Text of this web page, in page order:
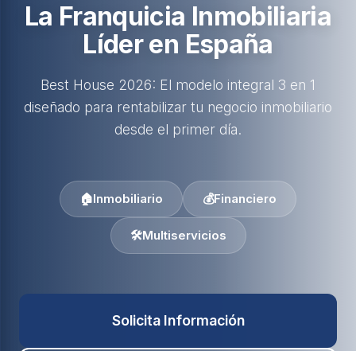
La Franquicia Inmobiliaria
Líder en España
Best House 2026: El modelo integral 3 en 1
diseñado para rentabilizar tu negocio inmobiliario
desde el primer día.
🏠Inmobiliario 💰Financiero
🛠️Multiservicios
Solicita Información